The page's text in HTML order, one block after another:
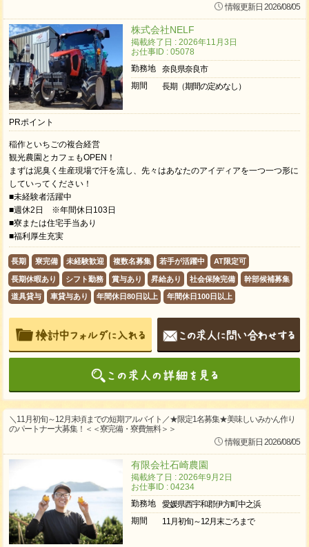
情報更新日 2026/08/05
株式会社NELF
掲載終了日 : 2026年11月3日
お仕事ID : 05078
勤務地
奈良県奈良市
期間
長期（期間の定めなし）
PRポイント
稲作といちごの複合経営
観光農園とカフェもOPEN！
まずは泥臭く生産現場で汗を流し、先々はあなたのアイディアを一つ一つ形に
していってください！
■未経験者活躍中
■週休2日 ※年間休日103日
■寮または住宅手当あり
■福利厚生充実
長期 寮完備 未経験歓迎 複数名募集 若手が活躍中 AT限定可
長期休暇あり シフト勤務 賞与あり 昇給あり 社会保険完備 幹部候補募集
道具貸与 車貸与あり 年間休日80日以上 年間休日100日以上
＼11月初旬～12月末頃までの短期アルバイト／★限定1名募集★美味しいみかん作り
のパートナー大募集！＜＜寮完備・寮費無料＞＞
情報更新日 2026/08/05
有限会社石崎農園
掲載終了日 : 2026年9月2日
お仕事ID : 04234
勤務地
愛媛県西宇和郡伊方町中之浜
期間
11月初旬～12月末ごろまで